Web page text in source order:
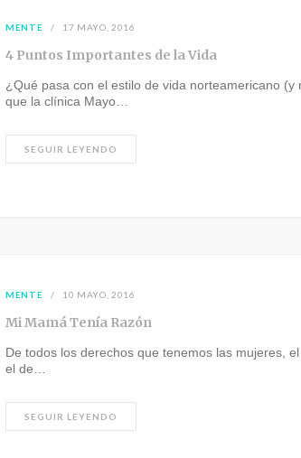
MENTE 17 MAYO, 2016
4 Puntos Importantes de la Vida
¿Qué pasa con el estilo de vida norteamericano (y
que la clínica Mayo…
SEGUIR LEYENDO
MENTE 10 MAYO, 2016
Mi Mamá Tenía Razón
De todos los derechos que tenemos las mujeres,
el de…
SEGUIR LEYENDO